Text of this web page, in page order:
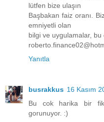
lütfen bize ulaşın
Başbakan faiz oranı.
emniyetli olan
bilgi ve uygulamalar, bu
Yanıtla
busrakkus 16 Kasım
Bu cok harika bir
gorunuyor. :)